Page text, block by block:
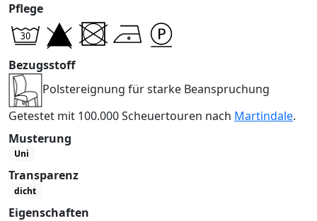
Pflege
Bezugsstoff
Polstereignung für starke Beanspruchung
Getestet mit 100.000 Scheuertouren nach Martindale.
Musterung
Uni
Transparenz
dicht
Eigenschaften